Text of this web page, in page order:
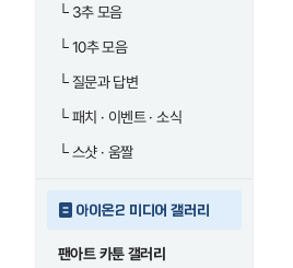
└3추 모음
└10추 모음
└질문과 답변
└패치 · 이벤트 · 소식
└스샷 · 움짤
아이온2 미디어 갤러리
팬아트 카툰 갤러리